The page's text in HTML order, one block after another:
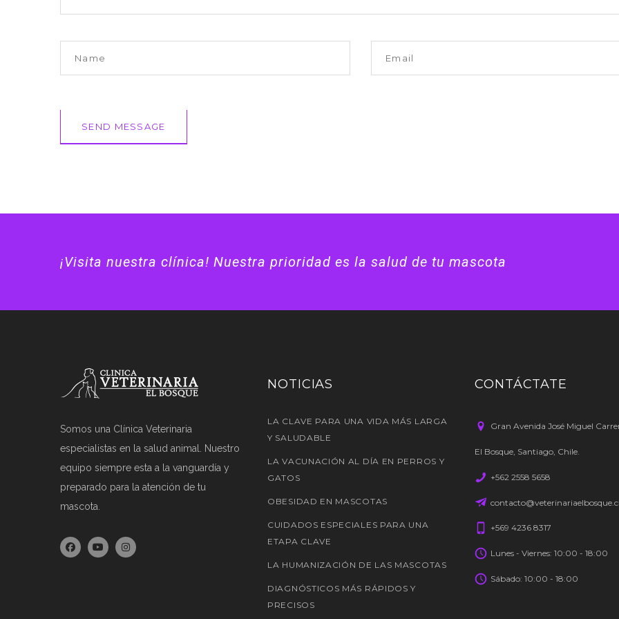
¡Visita nuestra clínica! Nuestra prioridad es la salud de tu mascota
Somos una Clínica Veterinaria
especialistas en la salud animal. Nuestro
equipo siempre esta a la vanguardía y
preparado para la atención de tu
mascota.
NOTICIAS
LA CLAVE PARA UNA VIDA MÁS LARGA
Y SALUDABLE
LA VACUNACIÓN AL DÍA EN PERROS Y
GATOS
OBESIDAD EN MASCOTAS
CUIDADOS ESPECIALES PARA UNA
ETAPA CLAVE
LA HUMANIZACIÓN DE LAS MASCOTAS
DIAGNÓSTICOS MÁS RÁPIDOS Y
PRECISOS
CONTÁCTATE
Gran Avenida José Miguel
El Bosque, Santiago, Chile.
+562 2558 5658
contacto@veterinariaelbosque.cl
+569 4236 8317
Lunes - Viernes: 10:00 - 18:00
Sábado: 10:00 - 18:00